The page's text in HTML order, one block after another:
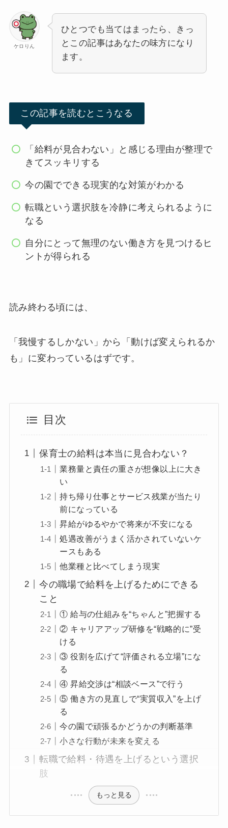
ケロりん
ひとつでも当てはまったら、きっ
とこの記事はあなたの味方になり
ます。
この記事を読むとこうなる
「給料が見合わない」と感じる理由が整理で
きてスッキリする
今の園でできる現実的な対策がわかる
転職という選択肢を冷静に考えられるように
なる
自分にとって無理のない働き方を見つけるヒ
ントが得られる
読み終わる頃には、
「我慢するしかない」から「動けば変えられるか
も」に変わっているはずです。
目次
保育士の給料は本当に見合わない？
業務量と責任の重さが想像以上に大き
い
持ち帰り仕事とサービス残業が当たり
前になっている
昇給がゆるやかで将来が不安になる
処遇改善がうまく活かされていないケ
ースもある
他業種と比べてしまう現実
今の職場で給料を上げるためにできる
こと
① 給与の仕組みを“ちゃんと”把握する
② キャリアアップ研修を“戦略的に”受
ける
③ 役割を広げて“評価される立場”にな
る
④ 昇給交渉は“相談ベース”で行う
⑤ 働き方の見直しで“実質収入”を上げ
る
今の園で頑張るかどうかの判断基準
小さな行動が未来を変える
転職で給料・待遇を上げるという選択
肢
もっと見る